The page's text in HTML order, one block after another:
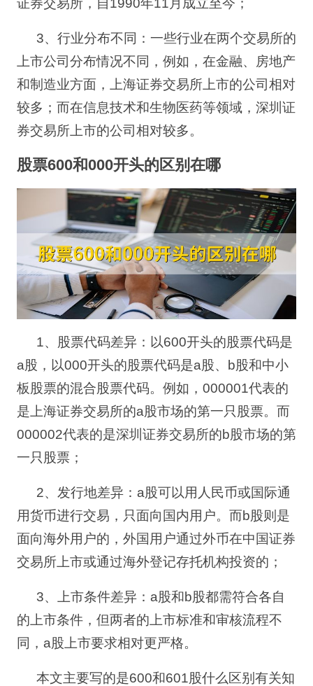
证券交易所，自1990年11 月成立至今；
3、行业分布不同：一些行业在两个交易所的
上市公司分布情况不同，例如，在金融、房地产
和制造业方面，上海证券交易所上市的公司相对
较多；而在信息技术和生物医药等领域，深圳证
券交易所上市的公司相对较多。
股票600和000开头的区别在哪
1、股票代码差异：以600开头的股票代码是
a股，以000开头的股票代码是a股、 b股和中小
板股票的混合股票代码。例如， 000001代表的
是上海证券交易所的a股市场的第一只股票。而
000002代表的是深圳证券交易所的b股市场的第
一只股票；
2、发行地差异： a股可以用人民币或国际通
用货币进行交易，只面向国内用户。而b股则是
面向海外用户的，外国用户通过外币在中国证券
交易所上市或通过海外登记存托机构投资的；
3、上市条件差异： a股和 b股都需符合各自
的上市条件，但两者的上市标准和审核流程不
同， a股上市要求相对更严格。
本文主要写的是600和601股什么区别有关知